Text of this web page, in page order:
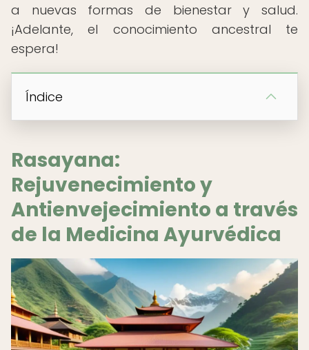
a nuevas formas de bienestar y salud.
¡Adelante, el conocimiento ancestral te
espera!
Índice
Rasayana:
Rejuvenecimiento y
Antienvejecimiento a través
de la Medicina Ayurvédica